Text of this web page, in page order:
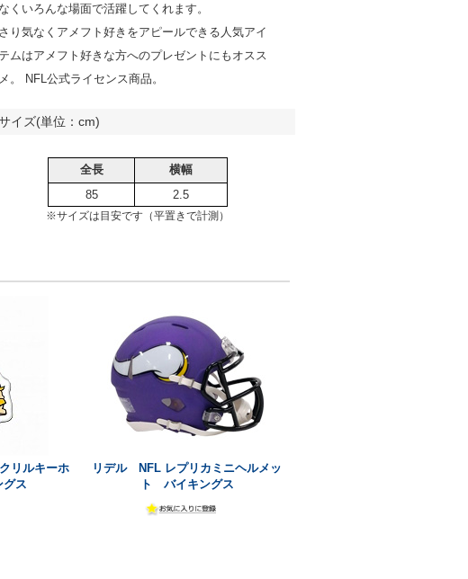
なくいろんな場面で活躍してくれます。
さり気なくアメフト好きをアピールできる人気アイ
テムはアメフト好きな方へのプレゼントにもオスス
メ。 NFL公式ライセンス商品。
イズ(単位：cm)
全長
横幅
85
2.5
※サイズは目安です（平置きで計測）
リルキーホ
ス
リデル NFL レプリカミニヘルメッ
ト バイキングス